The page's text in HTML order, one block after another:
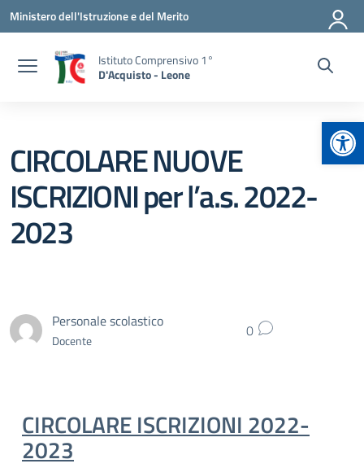
Vai ai contenuti
Vai al menu di navigazione
Vai al footer
Ministero dell'Istruzione e del Merito
Istituto Comprensivo 1°
D'Acquisto - Leone
CIRCOLARE NUOVE
ISCRIZIONI per l’a.s. 2022-
2023
Personale scolastico
Docente 0
CIRCOLARE ISCRIZIONI 2022-
2023